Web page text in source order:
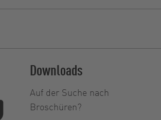
Downloads
Auf der Suche nach
Broschüren?